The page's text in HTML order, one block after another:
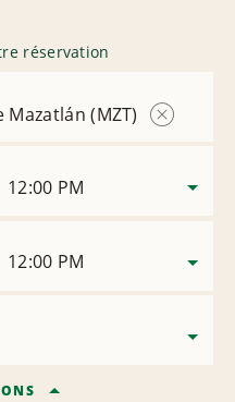
réservation
(MZT)
12:00 PM
12:00 PM